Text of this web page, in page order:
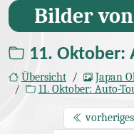
Bilder
11. Oktober:
Übersicht
Japan
11. Oktober: Auto-